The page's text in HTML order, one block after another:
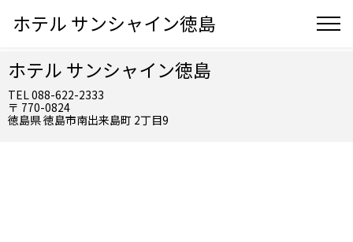
ホテル サンシャイン徳島
ホテル サンシャイン徳島
TEL 088-622-2333
〒 770-0824
徳島県 徳島市南出来島町 2丁目9